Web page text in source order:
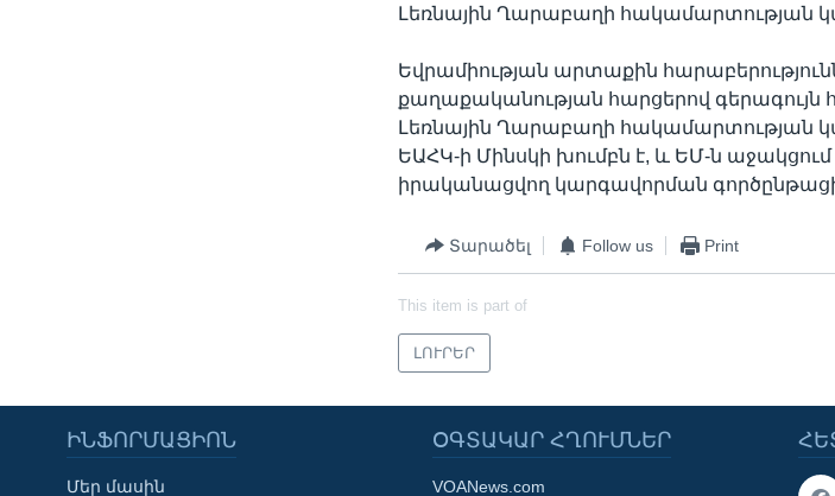
Լեռնային Ղարաբաղի հակամարտության
Եվրամիության արտաքին
քաղաքականության հարցերով գերագույն
Լեռնային Ղարաբաղի հակամարտության
ԵԱՀԿ-ի Մինսկի խումբն է, և ԵՄ-ն
իրականացվող կարգավորման
Տարածել Follow us Print
This item is part of
ԼՈՒՐԵՐ
ԻՆՖՈՐՄԱՑԻՈՆ
Մեր մասին
ՕԳՏԱԿԱՐ ՀՂՈՒՄՆԵՐ
VOANews.com